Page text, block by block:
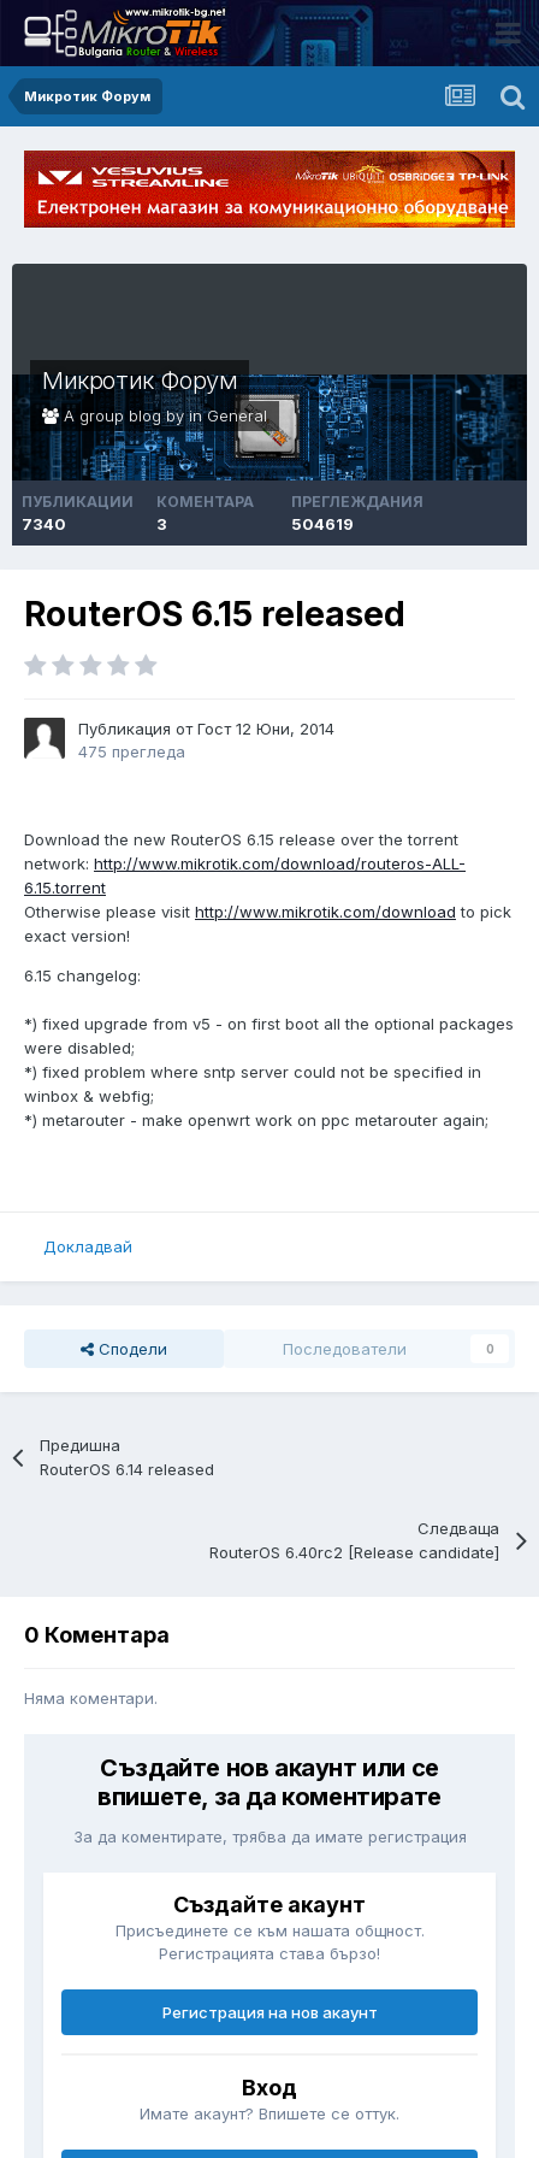
Микротик Форум
Микротик Форум
A group blog by inGeneral
ПУБЛИКАЦИИ
7340
КОМЕНТАРА
3
ПРЕГЛЕЖДАНИЯ
504619
RouterOS 6.15 released
Публикация от Гост12 Юни, 2014
475 прегледа
Download the new RouterOS 6.15 release over the torrent
network: http://www.mikrotik.com/download/routeros-ALL-
6.15.torrent
Otherwise please visit http://www.mikrotik.com/download to pick
exact version!
6.15 changelog:
*) fixed upgrade from v5 - on first boot all the optional packages
were disabled;
*) fixed problem where sntp server could not be specified in
winbox & webfig;
*) metarouter - make openwrt work on ppc metarouter again;
Докладвай
Сподели Последователи 0
Предишна
RouterOS 6.14 released
Следваща
RouterOS 6.40rc2 [Release candidate]
0 Коментара
Няма коментари.
Създайте нов акаунт или се
впишете, за да коментирате
За да коментирате, трябва да имате регистрация
Създайте акаунт
Присъединете се към нашата общност.
Регистрацията става бързо!
Регистрация на нов акаунт
Вход
Имате акаунт? Впишете се оттук.